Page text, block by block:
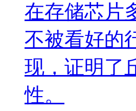
在存储芯片
不被看好的
现，证明了
性。